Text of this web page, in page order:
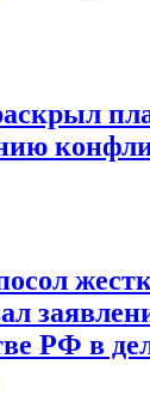
РФ в